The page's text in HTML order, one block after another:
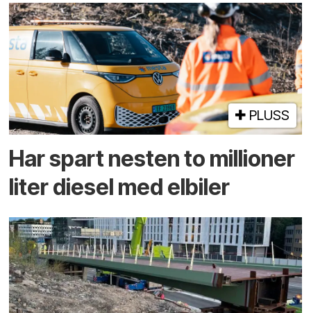
PLUSS
Har spart nesten to millioner
liter diesel med elbiler